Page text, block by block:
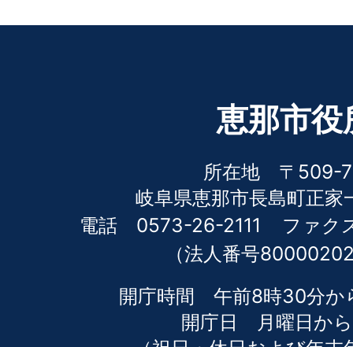
恵那市役
所在地 〒509-
岐阜県恵那市長島町正家
電話 0573-26-2111
ファ
（法人番号
開庁時間 午前8時30分か
開庁日 月曜日か